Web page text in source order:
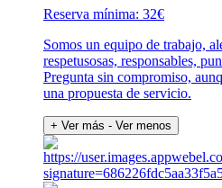
Reserva mínima: 32€
Somos un equipo de trabajo,
respetusosas, responsables,
Pregunta sin compromiso,
una propuesta de servicio.
+ Ver más - Ver menos